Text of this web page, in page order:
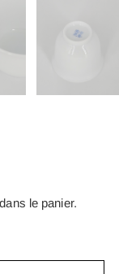
le panier.